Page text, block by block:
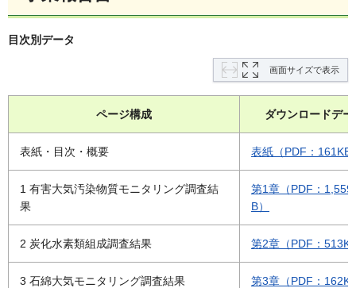
目次別データ
画面サイズで表示
ページ構成 ダウンロードデー
表紙・目次・概要 表紙（PDF：161KB
1 有害大気汚染物質モニタリング調査結
果
第1章（PDF：
B）
2 炭化水素類組成調査結果 第2章（PDF：
3 石綿大気モニタリング調査結果 第3章（PDF：